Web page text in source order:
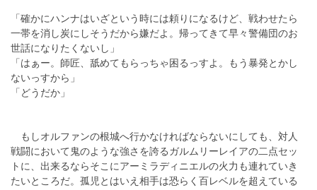
「確かにハンナはいざという時には頼りになるけど、戦わせたら
一帯を消し炭にしそうだから嫌だよ。帰ってきて早々警備団のお
世話になりたくないし」
「はぁー。師匠、舐めてもらっちゃ困るっすよ。もう暴発とかし
ないっすから」
「どうだか」
もしオルファンの根城へ行かなければならないにしても、対人
戦闘において鬼のような強さを誇るガルムリーレイアの二点セッ
トに、出来るならそこにアーミラディニエルの火力も連れていき
たいところだ。孤児とはいえ相手は恐らく百レベルを超えている